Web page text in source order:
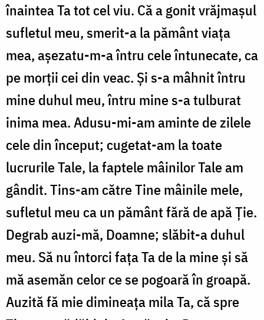
înaintea Ta tot cel viu. Că a gonit vrăjmaşul
sufletul meu, smerit-a la pământ viaţa
mea, aşezatu-m-a întru cele întunecate, ca
pe morţii cei din veac. Şi s-a mâhnit întru
mine duhul meu, întru mine s-a tulburat
inima mea. Adusu-mi-am aminte de zilele
cele din început; cugetat-am la toate
lucrurile Tale, la faptele mâinilor Tale am
gândit. Tins-am către Tine mâinile mele,
sufletul meu ca un pământ fără de apă Ţie.
Degrab auzi-mă, Doamne; slăbit-a duhul
meu. Să nu întorci faţa Ta de la mine şi să
mă asemăn celor ce se pogoară în groapă.
Auzită fă mie dimineaţa mila Ta, că spre